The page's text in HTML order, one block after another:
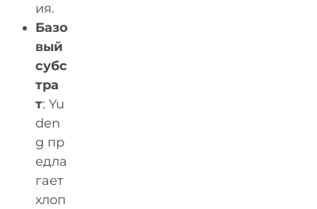
ия.
Базо
вый
субс
тра
т: Yu
den
g пр
едла
гает
хлоп